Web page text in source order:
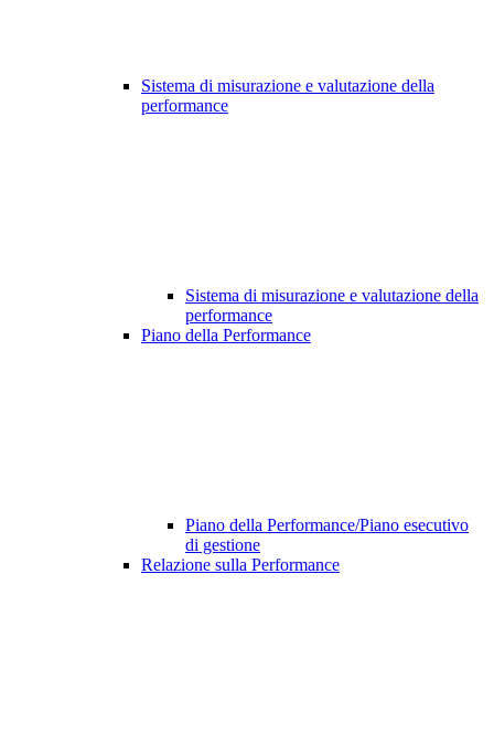
Sistema di misurazione e valutazione della
performance
Sistema di misurazione e valutazione della
performance
Piano della Performance
Piano della Performance/Piano esecutivo
di gestione
Relazione sulla Performance